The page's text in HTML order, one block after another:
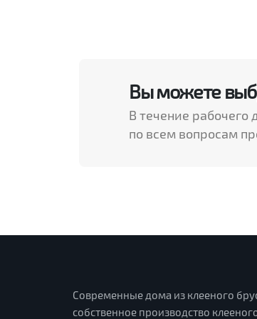
Вы можете
В течение
по всем вопросам
Современные дома из клееного
собственное производство